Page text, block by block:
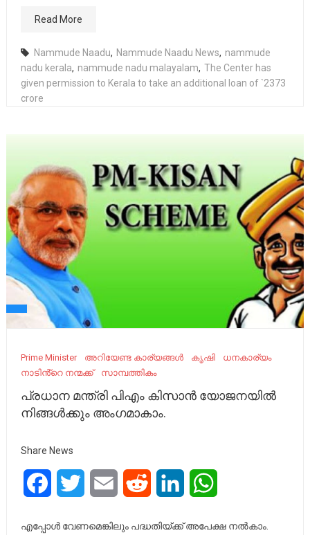
Read More
Nammude Naadu, Nammude Naadu News, nammude
nadu kerala, nammude nadu malayalam, The Center has
given permission to Kerala to take an additional loan of `2373
crore
Prime Minister അറിയേണ്ട കാര്യങ്ങൾ കൃഷി
ധനകാര്യം
നാടിൻ്റെ നന്മക്ക്
സാമ്പത്തികം
പ്രധാന മന്ത്രി പിഎം കിസാൻ യോജനയിൽ
നിങ്ങൾക്കും അംഗമാകാം.
Share News
FacebookTwitter Email Reddit LinkedIn
എപ്പോൾ വേണമെങ്കിലും പദ്ധതിയ്ക്ക് അപേക്ഷ നൽകാം.